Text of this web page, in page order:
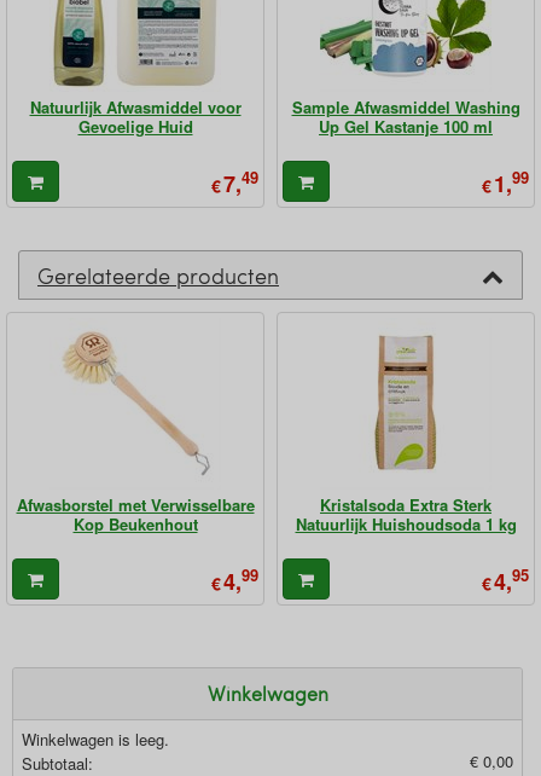
Natuurlijk Afwasmiddel voor
Gevoelige Huid
€7,49
Sample Afwasmiddel Washing
Up Gel Kastanje 100 ml
€1,99
Gerelateerde producten
Afwasborstel met Verwisselbare
Kop Beukenhout
€4,99
Kristalsoda Extra Sterk
Natuurlijk Huishoudsoda 1 kg
€4,95
Winkelwagen
Winkelwagen is leeg.
Subtotaal:
€ 0,00